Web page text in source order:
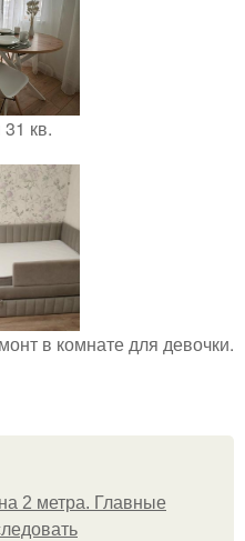
кв.
в комнате для девочки.
2 метра. Главные